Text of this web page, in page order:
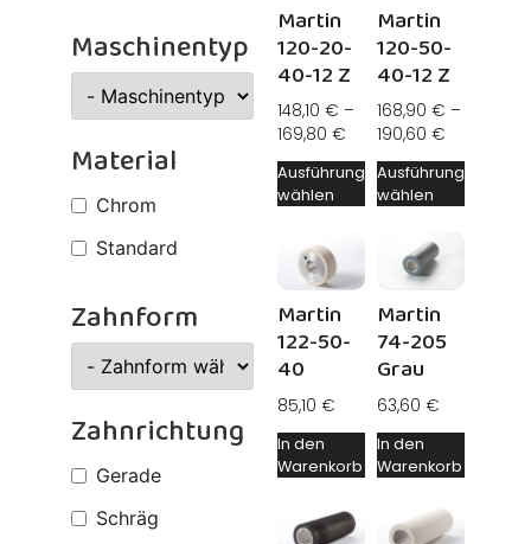
Maschinentyp
Material
Chrom
Standard
Zahnform
Zahnrichtung
Gerade
Schräg
Martin
120-20-
40-12 Z
148,10 € –
169,80 €
Ausführung
wählen
Martin
120-50-
40-12 Z
168,90 € –
190,60 €
Ausführung
wählen
Martin
122-50-
40
85,10 €
In den
Warenkorb
Martin
74-205
Grau
63,60 €
In den
Warenkorb